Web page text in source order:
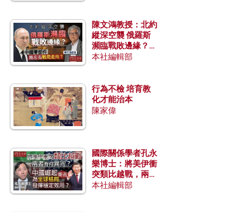
陳文鴻教授：北約
縱深空襲 俄羅斯
瀕臨戰敗邊緣？中
國零部件能左右戰
本社編輯部
行為不檢 培育教
化才能治本
陳家偉
國際關係學者孔永
樂博士：將美伊衝
突類比越戰，兩者
有何異同？中國崛
本社編輯部